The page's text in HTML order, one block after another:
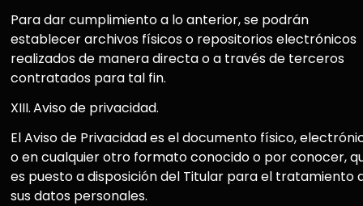
Para dar cumplimiento a lo anterior, se podrán
establecer archivos físicos o repositorios electrónicos
realizados de manera directa o a través de terceros
contratados para tal fin.
XIII.Aviso de privacidad.
El Aviso de Privacidad es el documento físico,
o en cualquier otro formato conocido o por conocer,
es puesto a disposición del Titular para el tratamiento
sus datos personales.